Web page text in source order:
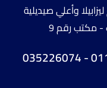
أمام ليزابيلا وأعلي صيديلية
- مكتب رقم 9